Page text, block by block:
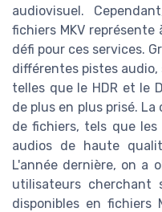
audiovisuel.
fichiers MKV
défi pour ces services.
différentes pistes
telles que le HDR et le
de plus en plus prisé.
de fichiers, tels que
audios de haute
L'année dernière, on a
utilisateurs cherchant
disponibles en fichiers